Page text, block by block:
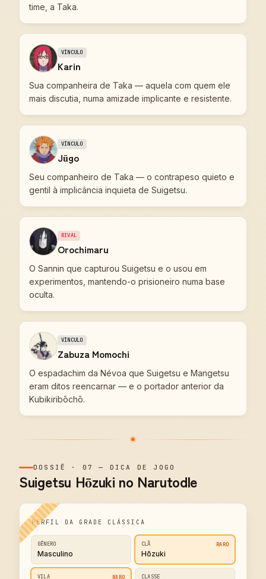
time, a Taka.
VÍNCULO
Karin
Sua companheira de Taka — aquela com quem ele
mais discutia, numa amizade implicante e resistente.
VÍNCULO
Jūgo
Seu companheiro de Taka — o contrapeso quieto e
gentil à implicância inquieta de Suigetsu.
RIVAL
Orochimaru
O Sannin que capturou Suigetsu e o usou em
experimentos, mantendo-o prisioneiro numa base
oculta.
VÍNCULO
Zabuza Momochi
O espadachim da Névoa que Suigetsu e Mangetsu
eram ditos reencarnar — e o portador anterior da
Kubikiribōchō.
DOSSIÊ · 07 — DICA DE JOGO
Suigetsu Hōzuki no Narutodle
PERFIL DA GRADE CLÁSSICA
GÊNERO
Masculino
CLÃ RARO
Hōzuki
VILA RARO CLASSE